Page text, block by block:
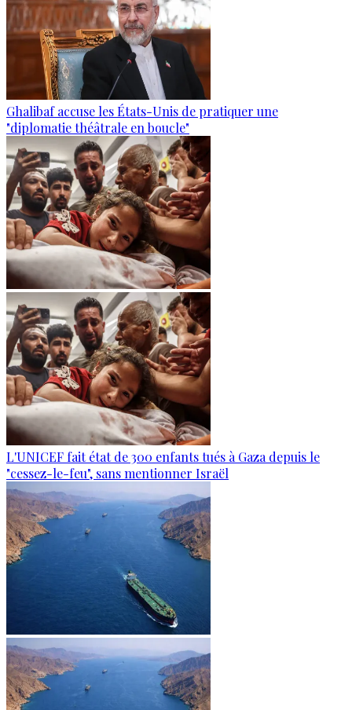
Ghalibaf accuse les États-Unis de pratiquer une
"diplomatie théâtrale en boucle"
L'UNICEF fait état de 300 enfants tués à Gaza depuis le
"cessez-le-feu", sans mentionner Israël